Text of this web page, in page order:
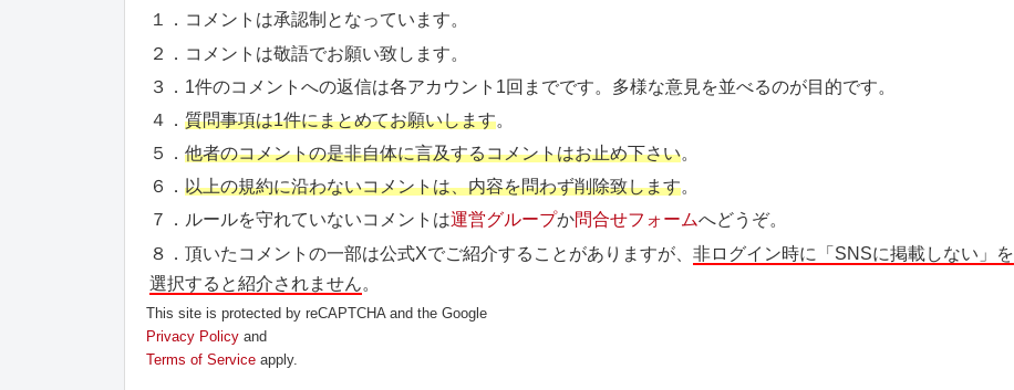
１．コメントは承認制となっています。
２．コメントは敬語でお願い致します。
３．1件のコメントへの返信は各アカウント1回までです。多様な意見を並べるのが目的です。
４．質問事項は1件にまとめてお願いします。
５．他者のコメントの是非自体に言及するコメントはお止め下さい。
６．以上の規約に沿わないコメントは、内容を問わず削除致します。
７．ルールを守れていないコメントは運営グループか問合せフォームへどうぞ。
８．頂いたコメントの一部は公式Xでご紹介することがありますが、非ログイン時に「SNSに掲載しない」を
選択すると紹介されません。
This site is protected by reCAPTCHA and the Google
Privacy Policy and
Terms of Service apply.